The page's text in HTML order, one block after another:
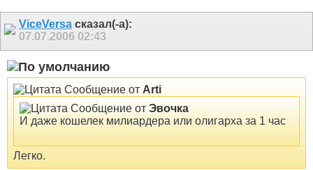
ViceVersa сказал(-а):
07.07.2006 02:43
Сообщение от Arti
Сообщение от Эвочка
И даже кошелек милиардера или олигарха за 1 час
Легко.